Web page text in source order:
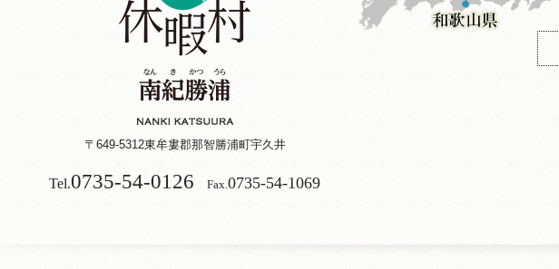
〒649-5312東牟婁郡那智勝浦町宇久井
Tel.0735-54-0126 Fax. 0735-54-1069